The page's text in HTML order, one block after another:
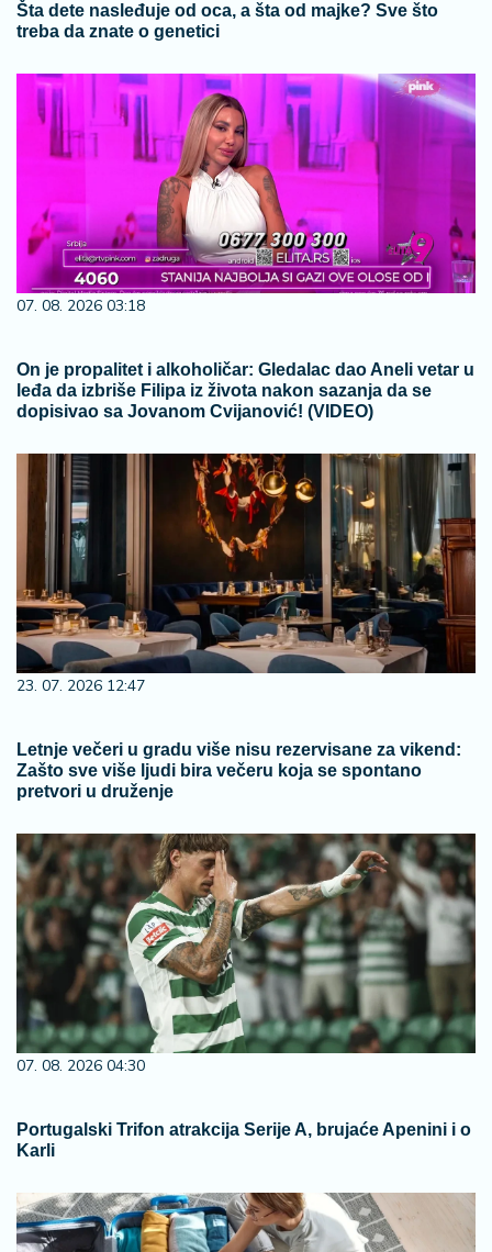
Šta dete nasleđuje od oca, a šta od majke? Sve što
treba da znate o genetici
07. 08. 2026 03:18
On je propalitet i alkoholičar: Gledalac dao Aneli vetar u
leđa da izbriše Filipa iz života nakon sazanja da se
dopisivao sa Jovanom Cvijanović! (VIDEO)
23. 07. 2026 12:47
Letnje večeri u gradu više nisu rezervisane za vikend:
Zašto sve više ljudi bira večeru koja se spontano
pretvori u druženje
07. 08. 2026 04:30
Portugalski Trifon atrakcija Serije A, brujaće Apenini i o
Karli